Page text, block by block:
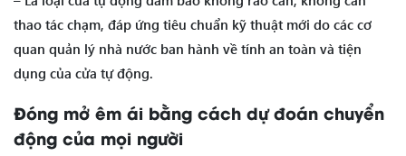
thao tác chạm, đáp ứng tiêu chuẩn kỹ thuật mới do các cơ
quan quản lý nhà nước ban hành về tính an toàn và tiện
dụng của cửa tự động.
Đóng mở êm ái bằng cách dự đoán chuyển
động của mọi người